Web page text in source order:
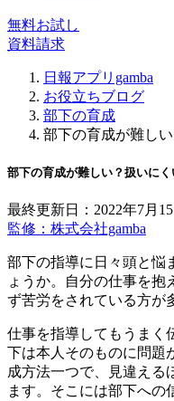
無料お試し
資料請求
日報アプリgamba
お役立ちブログ
部下の育成
部下の育成が難し
部下の育成が難しい？扱いに
最終更新日：2022年7月15
監修：株式会社gamba
部下の指導に日々頭と悩
ょうか。自分の仕事を抱
ず苦労をされている方が
仕事を指導してもうまく
下は本人そのものに問題
成方法一つで、見違える
ます。そこには部下への